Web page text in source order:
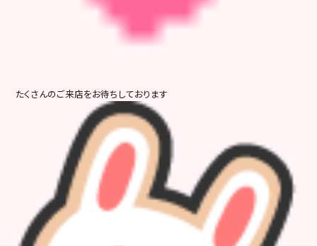
たくさんのご来店をお待ちしております